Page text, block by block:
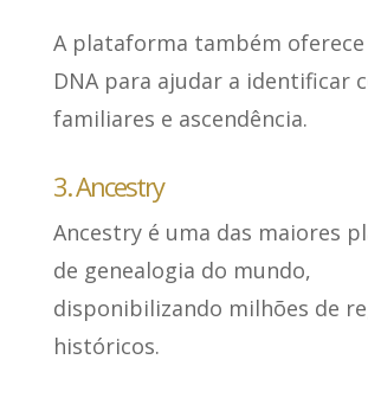
A plataforma também
DNApara ajudar a identificar
familiares e ascendência.
3. Ancestry
Ancestryé uma das maiores
de genealogia do mundo,
disponibilizando milhões de
históricos.